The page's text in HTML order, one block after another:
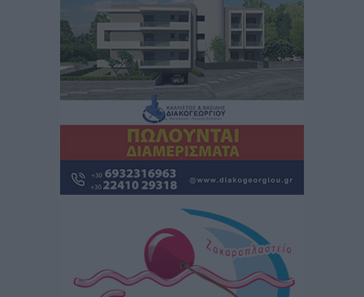
Διαγόρας: Ανανέωσαν Φράγκος και Ζάρας, τέλος ο
Μιχαλάκης
Αθλητικά• πριν 2 ώρες
Α.Σ. Ρόδος: «Ελάφι» ο Γιώργος Καμπούρης
πριν 2 ώρες
Αθλητική Ακαδημία: Η πρώτη συνάντηση και ο
Loutraki K19 Finals: Στην 3η θέση οι Νίκος
Κατσογριδάκης και Ντάνιελ Πιέτρι